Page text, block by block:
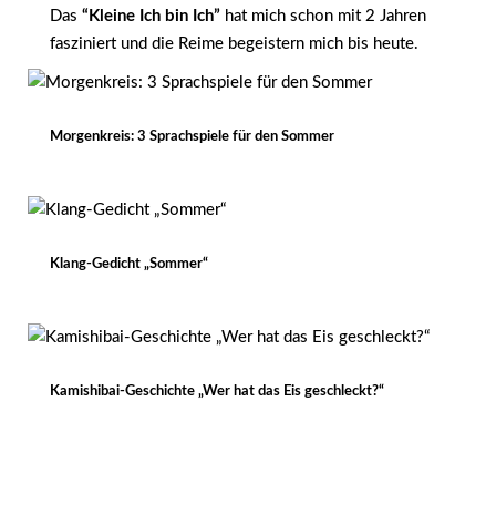
Das “Kleine Ich bin Ich” hat mich schon mit 2 Jahren
fasziniert und die Reime begeistern mich bis heute.
Morgenkreis: 3 Sprachspiele für den Sommer
Klang-Gedicht „Sommer“
Kamishibai-Geschichte „Wer hat das Eis geschleckt?“